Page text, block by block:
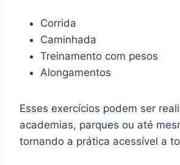
Corrida
Caminhada
Treinamento com pesos
Alongamentos
Esses exercícios podem ser
academias, parques ou até
tornando a prática acessível a